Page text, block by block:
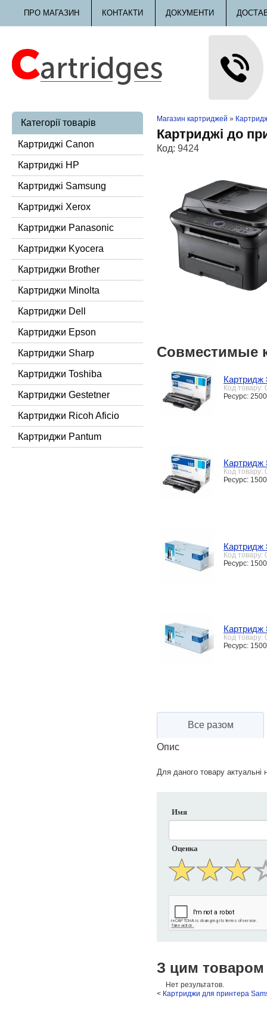
ПРО МАГАЗИН КОНТАКТИ ДОКУМЕНТИ
Категорії товарів
Картриджі Canon
Картриджі HP
Картриджі Samsung
Картриджі Xerox
Картриджи Panasonic
Картриджи Kyocera
Картриджи Brother
Картриджи Minolta
Картриджи Dell
Картриджи Epson
Картриджи Sharp
Картриджи Toshiba
Картриджи Gestetner
Картриджи Ricoh Aficio
Картриджи Pantum
Магазин картриджей »
Картриджі до
Код: 9424
Совместимые
Картридж
Код товару:
Ресурс: 2500
Картридж
Код товару:
Ресурс:
Картридж
Код товару:
Ресурс: 1500
Картридж
Код товару:
Ресурс:
Все разом
Опис
Для даного товару актуальні
Имя
Оценка
З цим товаром
Нет результатов.
< Картриджи для принтера